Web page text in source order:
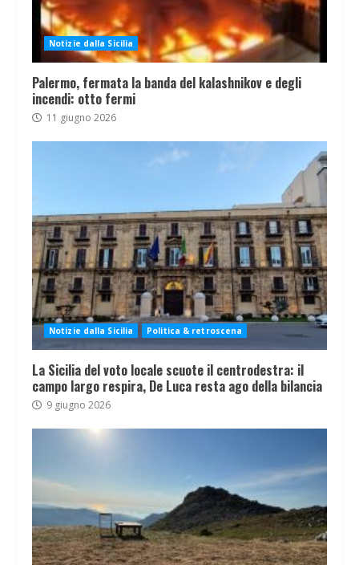
Notizie dalla Sicilia
Palermo, fermata la banda del kalashnikov e degli
incendi: otto fermi
11 giugno 2026
Notizie dalla Sicilia Politica & retroscena
La Sicilia del voto locale scuote il centrodestra: il
campo largo respira, De Luca resta ago della bilancia
9 giugno 2026